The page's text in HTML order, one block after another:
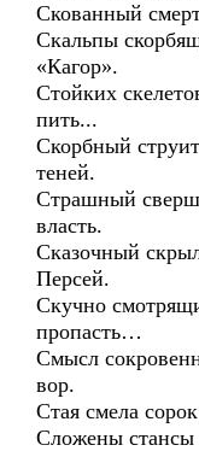
Скованный
Скальпы
«Кагор».
Стойких
пить...
Скорбный
теней.
Страшный
власть.
Сказочный
Персей.
Скучно
пропасть…
Смысл
вор.
Стая смела
Сложены стансы